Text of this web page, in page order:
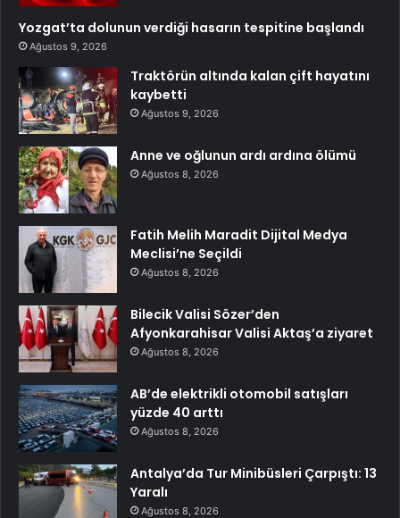
Yozgat’ta dolunun verdiği hasarın tespitine başlandı
Ağustos 9, 2026
Traktörün altında kalan çift hayatını
kaybetti
Ağustos 9, 2026
Anne ve oğlunun ardı ardına ölümü
Ağustos 8, 2026
Fatih Melih Maradit Dijital Medya
Meclisi’ne Seçildi
Ağustos 8, 2026
Bilecik Valisi Sözer’den
Afyonkarahisar Valisi Aktaş’a ziyaret
Ağustos 8, 2026
AB’de elektrikli otomobil satışları
yüzde 40 arttı
Ağustos 8, 2026
Antalya’da Tur Minibüsleri Çarpıştı: 13
Yaralı
Ağustos 8, 2026